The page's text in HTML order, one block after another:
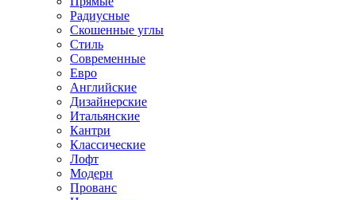
Радиусные
Скошенные углы
Стиль
Современные
Евро
Английские
Дизайнерские
Итальянские
Кантри
Классические
Лофт
Модерн
Прованс